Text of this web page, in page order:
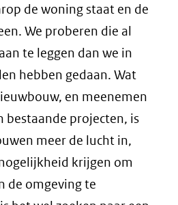
de woning staat en de
We proberen die al
te leggen dan we in
hebben gedaan. Wat
en meenemen
bestaande projecten, is
meer de lucht in,
krijgen om
de omgeving te